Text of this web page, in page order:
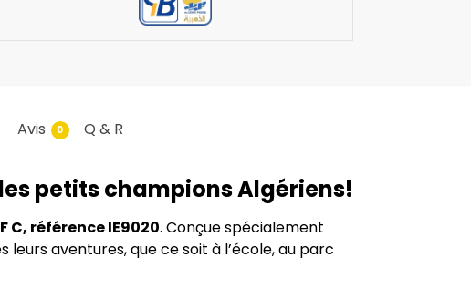
Avis 0 Q & R
petits champions Algériens!
C, référence IE9020. Conçue spécialement
aventures, que ce soit à l’école, au parc